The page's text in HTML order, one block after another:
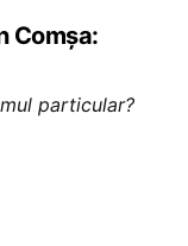
Comșa:
particular?